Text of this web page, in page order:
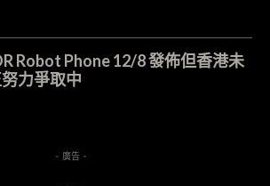
Robot Phone 12/8 發佈但香港未
力爭取中
- 廣告 -